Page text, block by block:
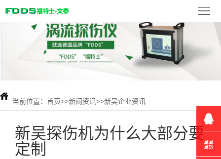
首
品
展
新
闻
检 当前位置： 首页>>新闻资讯>>新吴企业资讯
新吴探伤机为什么大部分要
定制